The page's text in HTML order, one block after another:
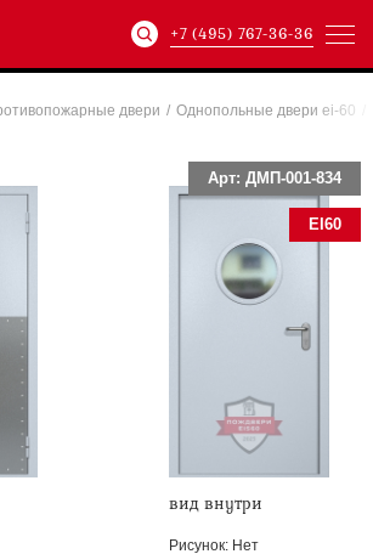
Артикул: ХХХ-xxx-
+7 (495) 767-36-36
двери / Однопольные двери ei-60
Арт: ДМП-001-834
EI60
вид внутри
Рисунок: Нет